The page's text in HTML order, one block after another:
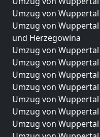
Umzug von
Umzug von
und Herzegowina
Umzug von
Umzug von
Umzug von
Umzug von
Umzug von
Umzug von
Umzug von